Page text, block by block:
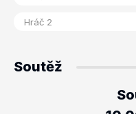
Soutěž